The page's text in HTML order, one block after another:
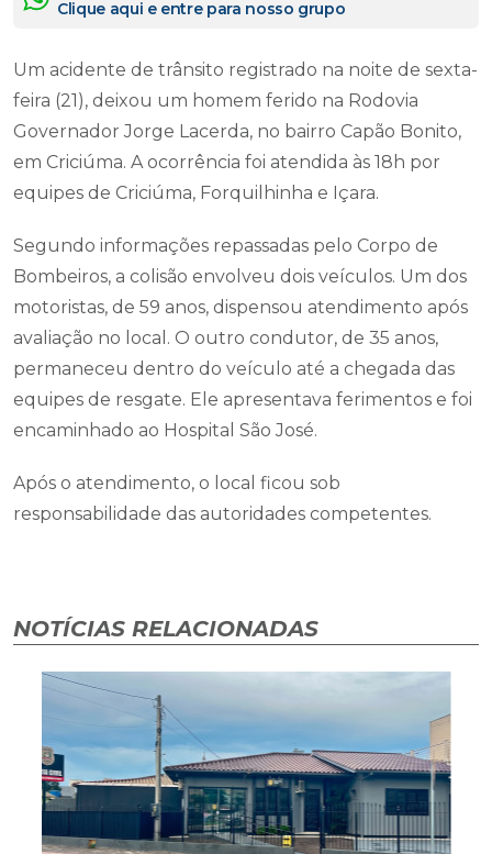
Clique aqui e entre para nosso grupo
Um acidente de trânsito registrado na noite de sexta-
feira (21), deixou um homem ferido na Rodovia
Governador Jorge Lacerda, no bairro Capão Bonito,
em Criciúma. A ocorrência foi atendida às 18h por
equipes de Criciúma, Forquilhinha e Içara.
Segundo informações repassadas pelo Corpo de
Bombeiros, a colisão envolveu dois veículos. Um dos
motoristas, de 59 anos, dispensou atendimento após
avaliação no local. O outro condutor, de 35 anos,
permaneceu dentro do veículo até a chegada das
equipes de resgate. Ele apresentava ferimentos e foi
encaminhado ao Hospital São José.
Após o atendimento, o local ficou sob
responsabilidade das autoridades competentes.
NOTÍCIAS RELACIONADAS